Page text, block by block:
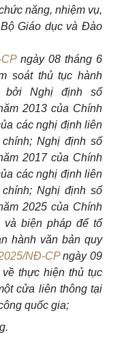
năng, nhiệm vụ,
Giáo dục và Đào
ngày 08 tháng 6
soát thủ tục hành
bởi Nghị định số
2013 của Chính
các nghị định liên
Nghị định số
2017 của Chính
các nghị định liên
Nghị định số
2025 của Chính
biện pháp để tổ
hành văn bản quy
NĐ-CPngày 09
thực hiện thủ tục
cửa liên thông tại
quốc gia;